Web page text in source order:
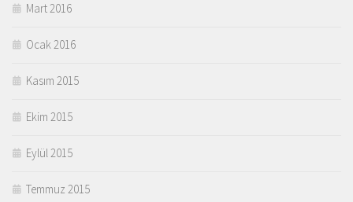
Mart 2016
Ocak 2016
Kasım 2015
Ekim 2015
Eylül 2015
Temmuz 2015